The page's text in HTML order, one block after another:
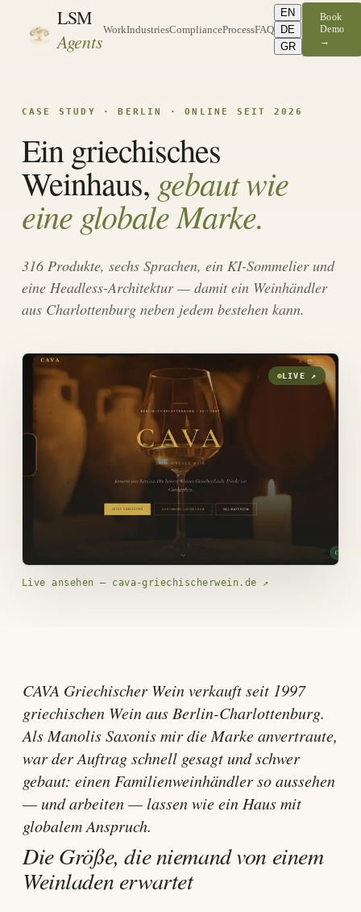
LSM
AgentsWorkIndustriesComplianceProcessFAQ
EN
DE
GR
Book
Demo
→
CASE STUDY · BERLIN · ONLINE SEIT 2026
Ein griechisches
Weinhaus, gebaut wie
eine globale Marke.
316 Produkte, sechs Sprachen, ein KI-Sommelier und
eine Headless-Architektur — damit ein Weinhändler
aus Charlottenburg neben jedem bestehen kann.
LIVE ↗
Live ansehen — cava-griechischerwein.de ↗
CAVA Griechischer Wein verkauft seit 1997
griechischen Wein aus Berlin-Charlottenburg.
Als Manolis Saxonis mir die Marke anvertraute,
war der Auftrag schnell gesagt und schwer
gebaut: einen Familienweinhändler so aussehen
— und arbeiten — lassen wie ein Haus mit
globalem Anspruch.
Die Größe, die niemand von einem
Weinladen erwartet